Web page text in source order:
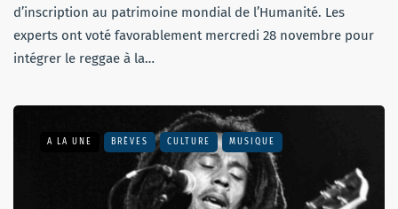
d’inscription au patrimoine mondial de l’Humanité. Les
experts ont voté favorablement mercredi 28 novembre pour
intégrer le reggae à la…
A LA UNE BRÈVES CULTURE MUSIQUE